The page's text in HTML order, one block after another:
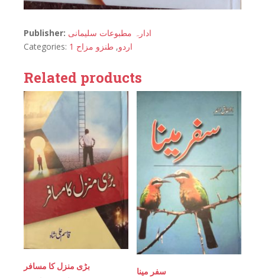
Publisher: ادارہ مطبوعات سلیمانی
Categories:
اردو, طنزو مزاح 1
Related products
بڑی منزل کا مسافر
سفر مینا